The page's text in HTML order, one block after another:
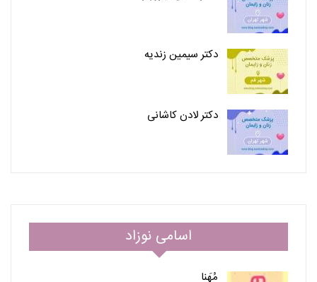
دکتر سیمین زندیه
دکتر لادن کاشانی
اسامی نوزاد
مُهَنا